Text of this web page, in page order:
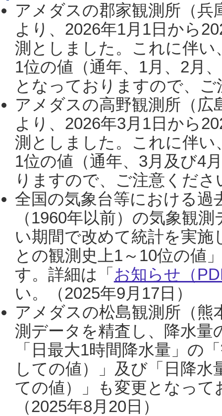
アメダスの郡家観測所（
より、2026年1月1日から
測としました。これに伴い
1位の値（通年、1月、2月
となっておりますので、
アメダスの高野観測所（
より、2026年3月1日から
測としました。これに伴い
1位の値（通年、3月及び4
りますので、ご注意くだ
全国の気象台等における過
（1960年以前）の気象観
い期間で改めて統計を実
との観測史上1～10位の値
す。詳細は「 お知らせ（
い。（2025年9月17日）
アメダスの松島観測所（熊
測データを精査し、降水
「日最大1時間降水量」の
しての値）」及び「日降
ての値）」も変更となっ
（2025年8月20日）